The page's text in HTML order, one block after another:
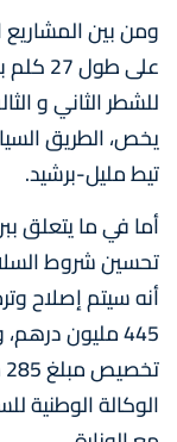
ومن بين
يخص، الطريق
تيط مليل-برشيد.
أما في ما يتعلق
تحسين شروط
445 مليون
الوكالة الوطنية